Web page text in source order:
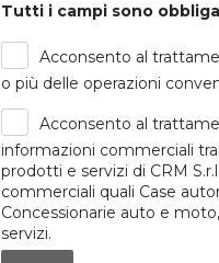
Tutti i campi sono
Acconsento al
o più delle operazioni
Acconsento al
informazioni commerciali
prodotti e servizi di CRM
commerciali quali Case
Concessionarie auto e
servizi.